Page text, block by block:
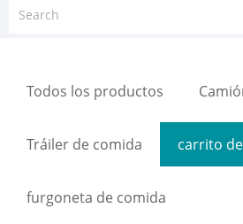
Todos los productos
Tráiler de comida carrito
furgoneta de comida